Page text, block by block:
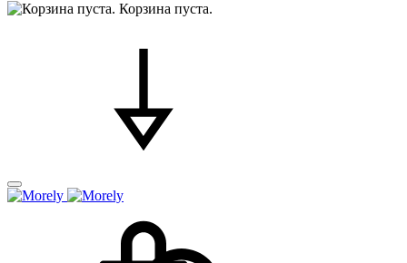
Корзина пуста.